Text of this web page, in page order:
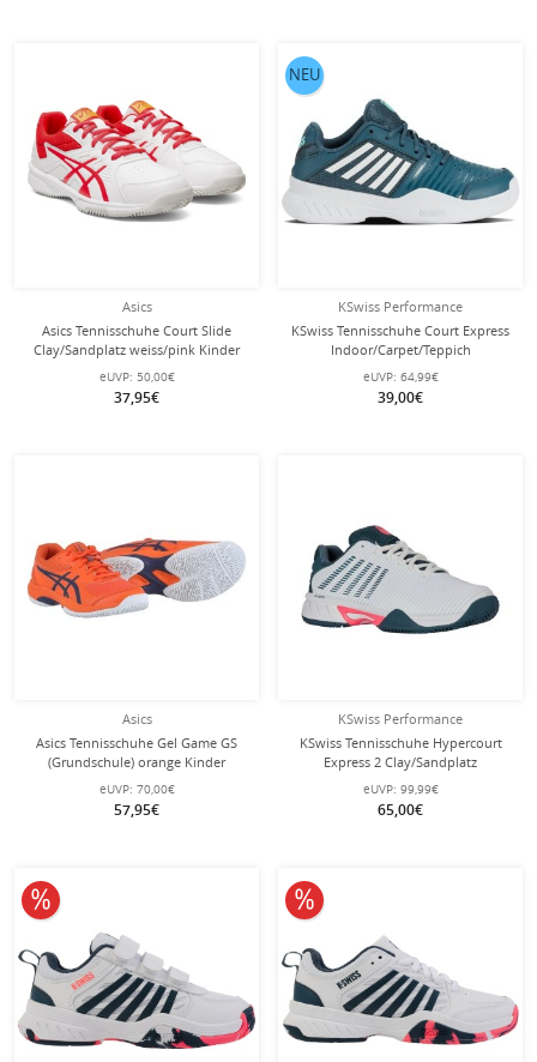
Asics
Asics Tennisschuhe Court Slide
Clay/Sandplatz weiss/pink Kinder
eUVP: 50,00€
37,95€
KSwiss Performance
KSwiss Tennisschuhe Court Express
Indoor/Carpet/Teppich
tealblau/weiss Kinder
eUVP: 64,99€
39,00€
NEU
Asics
Asics Tennisschuhe Gel Game GS
(Grundschule) orange Kinder
eUVP: 70,00€
57,95€
KSwiss Performance
KSwiss Tennisschuhe Hypercourt
Express 2 Clay/Sandplatz
weiss/navyblau Kinder
eUVP: 99,99€
65,00€
10% reduziert 10% reduziert